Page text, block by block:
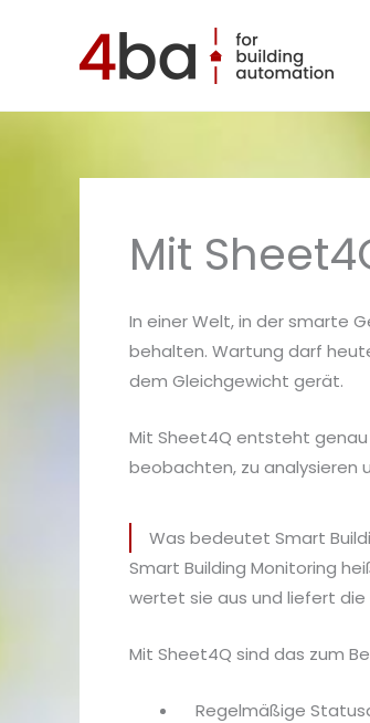
Mit
In einer Welt, in der smarte
behalten. Wartung darf
dem Gleichgewicht gerät.
Mit Sheet4Q entsteht
beobachten, zu analysieren
Was bedeutet Smart
Smart Building Monitoring
wertet sie aus und liefert die
Mit Sheet4Q sind das zum
Regelmäßige